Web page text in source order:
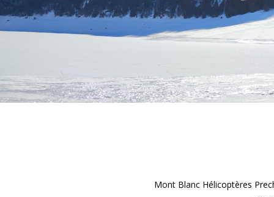
Mont Blanc Hélicoptères